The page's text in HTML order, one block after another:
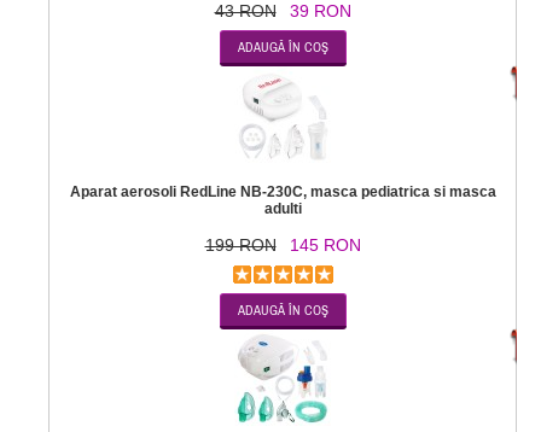
43 RON 39 RON
Aparat aerosoli RedLine NB-230C, masca pediatrica si masca
adulti
199 RON 145 RON